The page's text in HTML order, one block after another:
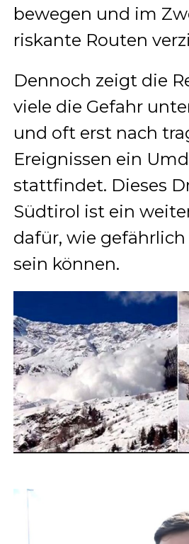
bewegen und im
riskante Routen
Dennoch zeigt die
viele die Gefahr
und oft erst nach
Ereignissen ein
stattfindet. Dieses
Südtirol ist ein
dafür, wie
sein können.